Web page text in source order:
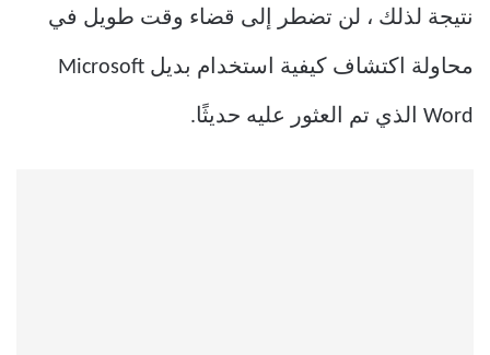
نتيجة لذلك ، لن تضطر إلى قضاء وقت طويل في
محاولة اكتشاف كيفية استخدام بديل Microsoft
Word الذي تم العثور عليه حديثًا.